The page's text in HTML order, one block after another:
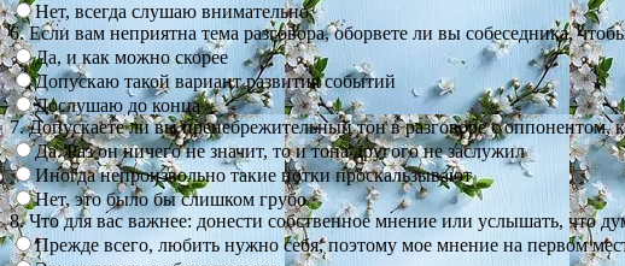
Нет, всегда слушаю внимательно
6. Если вам неприятна тема разговора, оборвете ли вы собеседника,
Да, и как можно скорее
Допускаю такой вариант развития событий
Дослушаю до конца
7. Допускаете ли вы пренебрежительный тон в разговоре с оппонентом,
Да. Раз он ничего не значит, то и тона другого не заслужил
Иногда непроизвольно такие нотки проскальзывают
Нет, это было бы слишком грубо
8. Что для вас важнее: донести собственное мнение или услышать, что
Прежде всего, любить нужно себя, поэтому мое мнение на первом